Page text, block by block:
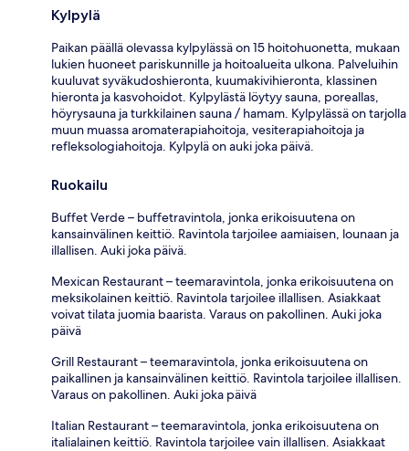
Kylpylä
Paikan päällä olevassa kylpylässä on 15 hoitohuonetta, mukaan
lukien huoneet pariskunnille ja hoitoalueita ulkona. Palveluihin
kuuluvat syväkudoshieronta, kuumakivihieronta, klassinen
hieronta ja kasvohoidot. Kylpylästä löytyy sauna, poreallas,
höyrysauna ja turkkilainen sauna / hamam. Kylpylässä on tarjolla
muun muassa aromaterapiahoitoja, vesiterapiahoitoja ja
refleksologiahoitoja. Kylpylä on auki joka päivä.
Ruokailu
Buffet Verde – buffetravintola, jonka erikoisuutena on
kansainvälinen keittiö. Ravintola tarjoilee aamiaisen, lounaan ja
illallisen. Auki joka päivä.
Mexican Restaurant – teemaravintola, jonka erikoisuutena on
meksikolainen keittiö. Ravintola tarjoilee illallisen. Asiakkaat
voivat tilata juomia baarista. Varaus on pakollinen. Auki joka
päivä
Grill Restaurant – teemaravintola, jonka erikoisuutena on
paikallinen ja kansainvälinen keittiö. Ravintola tarjoilee illallisen.
Varaus on pakollinen. Auki joka päivä
Italian Restaurant – teemaravintola, jonka erikoisuutena on
italialainen keittiö. Ravintola tarjoilee vain illallisen. Asiakkaat